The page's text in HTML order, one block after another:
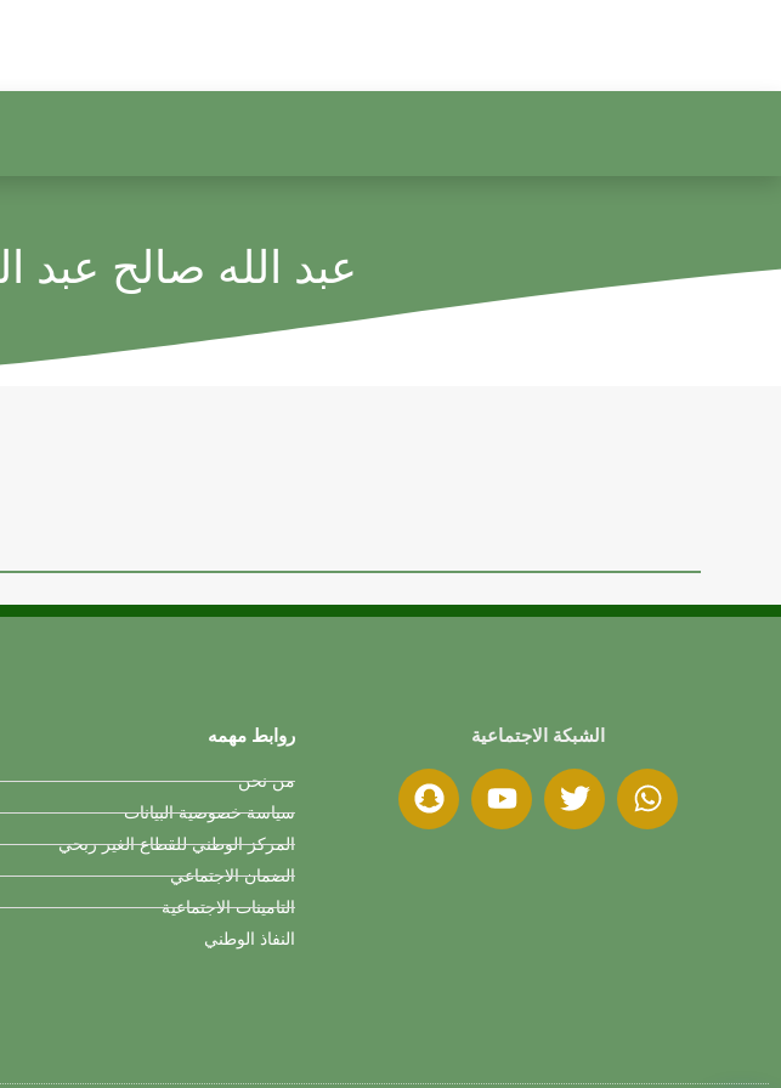
عبد الله صالح عبد
الشبكة الاجتماعية روابط مهمه
من نحن
سياسة خصوصية البيانات
المركز الوطني للقطاع الغير ربحي
الضمان الاجتماعي
التامينات الاجتماعية
النفاذ الوطني